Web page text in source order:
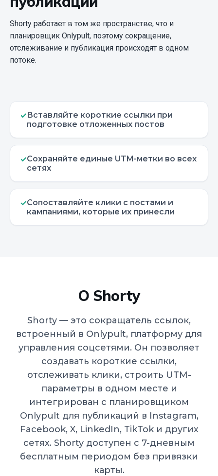
Shorty работает в том же пространстве, что и
планировщик Onlypult, поэтому сокращение,
отслеживание и публикация происходят в одном
потоке.
✓Вставляйте короткие ссылки при
подготовке отложенных постов
✓Сохраняйте единые UTM-метки во всех
сетях
✓Сопоставляйте клики с постами и
кампаниями, которые их принесли
О Shorty
Shorty — это сокращатель ссылок,
встроенный в Onlypult, платформу для
управления соцсетями. Он позволяет
создавать короткие ссылки,
отслеживать клики, строить UTM-
параметры в одном месте и
интегрирован с планировщиком
Onlypult для публикаций в Instagram,
Facebook, X, LinkedIn, TikTok и других
сетях. Shorty доступен с 7-дневным
бесплатным периодом без привязки
карты.